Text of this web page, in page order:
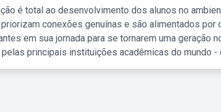
é total ao desenvolvimento dos alunos no
conexões genuínas e são alimentados por
em sua jornada para se tornarem uma geração
principais instituições acadêmicas do mundo -